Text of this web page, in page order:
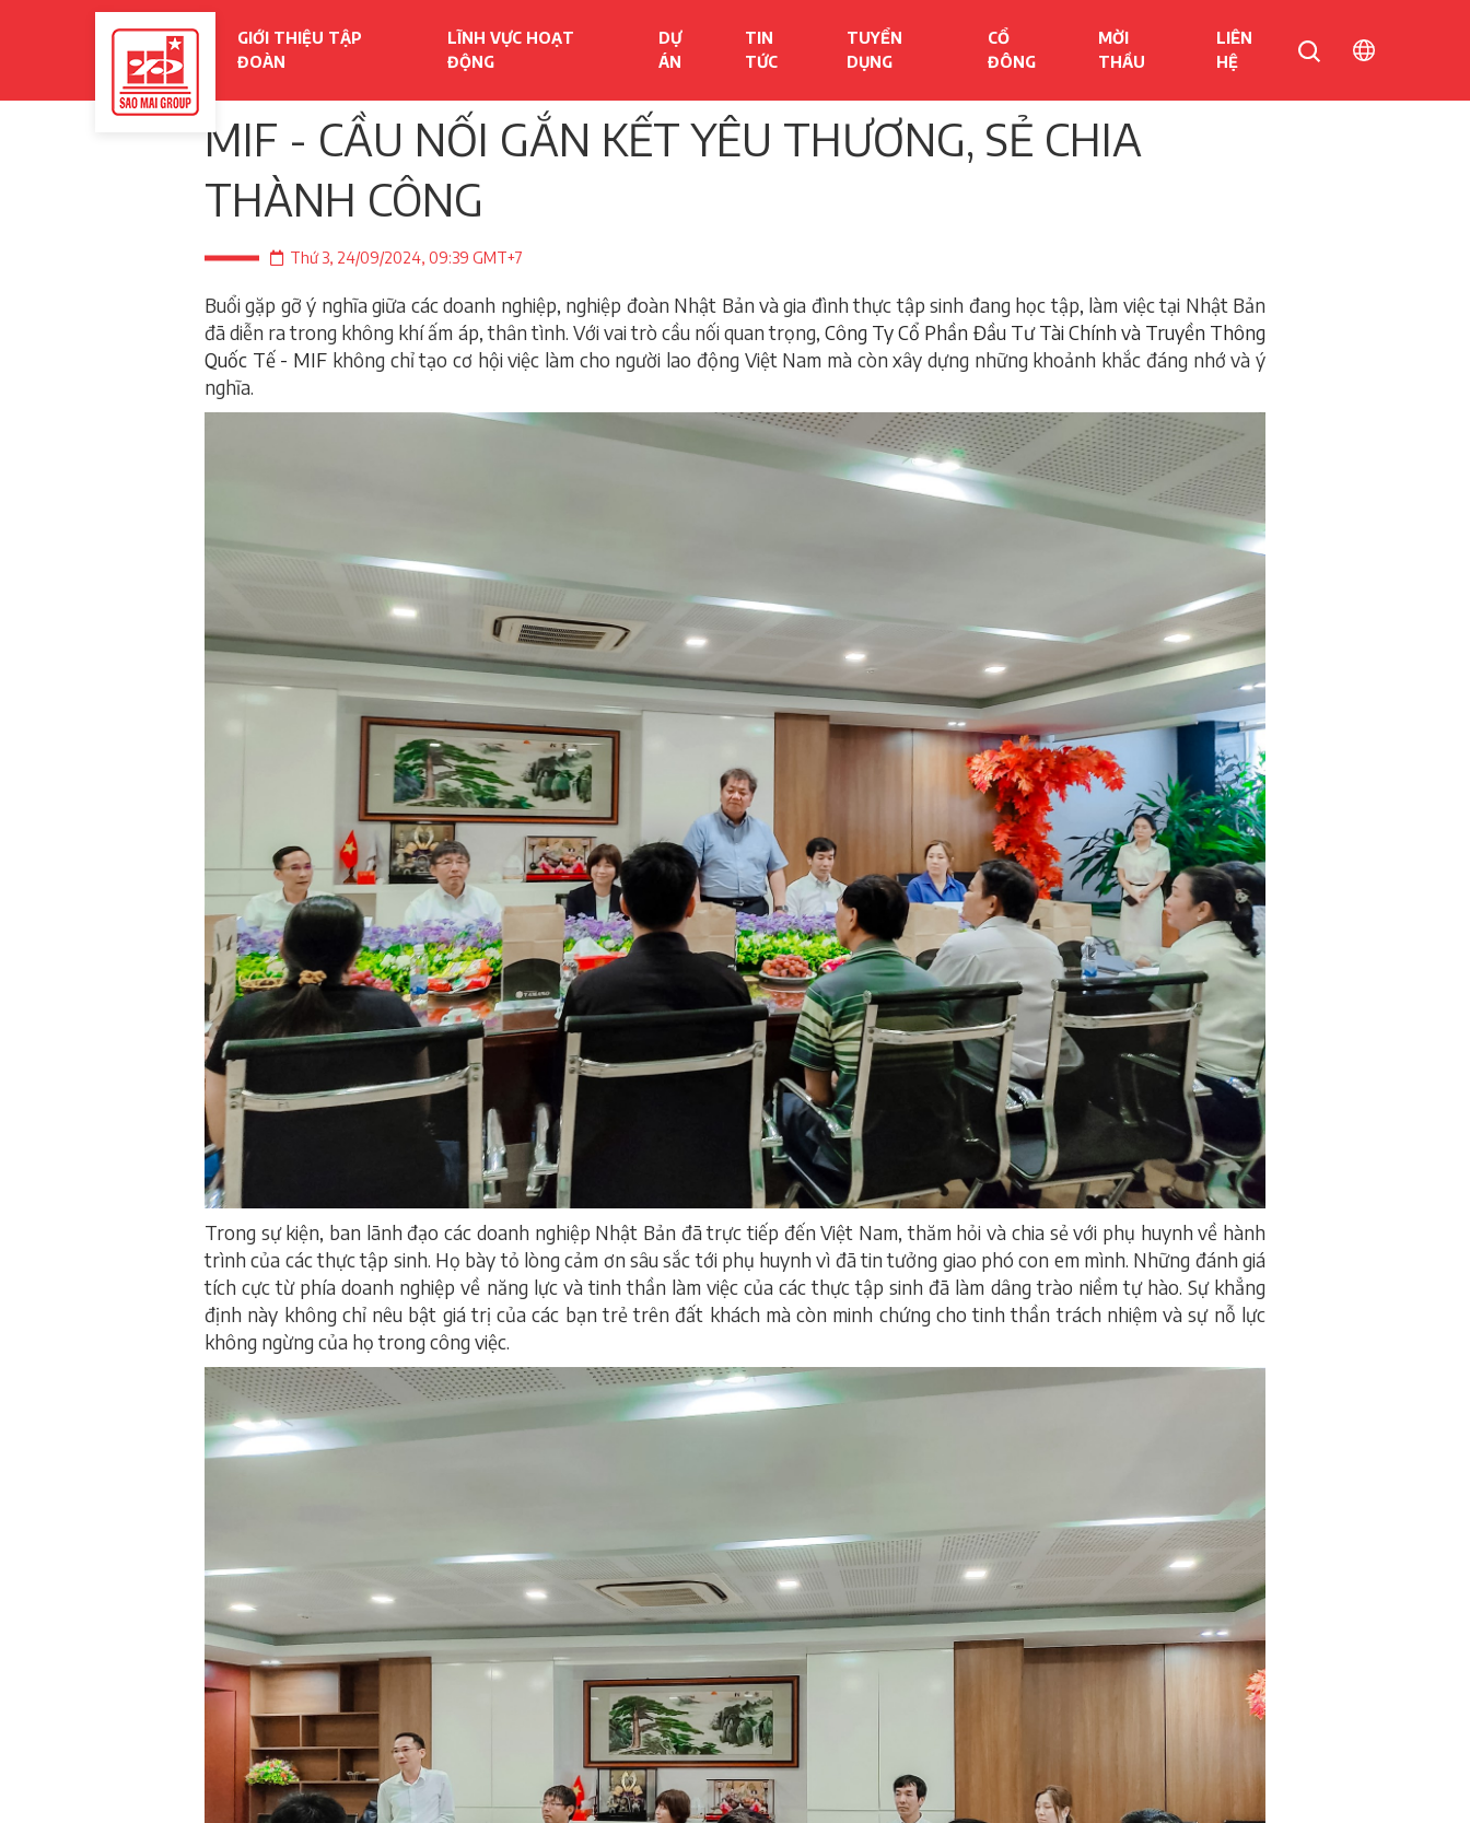
GIỚI THIỆU TẬP
ĐOÀN
LĨNH VỰC HOẠT
ĐỘNG
DỰ
ÁN
TIN
TỨC
TUYỂN
DỤNG
CỔ
ĐÔNG
MỜI
THẦU
LIÊN
HỆ
MIF - CẦU NỐI GẮN KẾT YÊU THƯƠNG, SẺ CHIA
THÀNH CÔNG
Thứ 3, 24/09/2024, 09:39 GMT+7
Buổi gặp gỡ ý nghĩa giữa các doanh nghiệp, nghiệp đoàn Nhật Bản và gia đình thực tập sinh đang học tập, làm việc tại Nhật Bản
đã diễn ra trong không khí ấm áp, thân tình. Với vai trò cầu nối quan trọng,Công Ty Cổ Phần Đầu Tư Tài Chính và Truyền Thông
Quốc Tế - MIF không chỉ tạo cơ hội việc làm cho người lao động Việt Nam mà còn xây dựng những khoảnh khắc đáng nhớ và ý
nghĩa.
Trong sự kiện, ban lãnh đạo các doanh nghiệp Nhật Bản đã trực tiếp đến Việt Nam, thăm hỏi và chia sẻ với phụ huynh về hành
trình của các thực tập sinh. Họ bày tỏ lòng cảm ơn sâu sắc tới phụ huynh vì đã tin tưởng giao phó con em mình. Những đánh giá
tích cực từ phía doanh nghiệp về năng lực và tinh thần làm việc của các thực tập sinh đã làm dâng trào niềm tự hào. Sự khẳng
định này không chỉ nêu bật giá trị của các bạn trẻ trên đất khách mà còn minh chứng cho tinh thần trách nhiệm và sự nỗ lực
không ngừng của họ trong công việc.